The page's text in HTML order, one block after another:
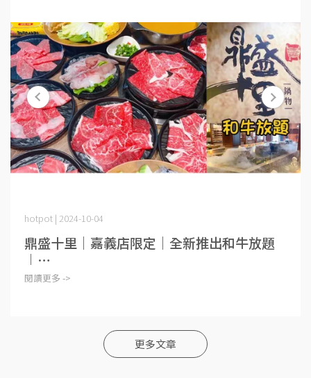
hotpot | 2024-10-04
鼎盛十里｜嘉義店限定｜全新推出和牛放題
｜⋯
閱讀更多 ->
更多文章